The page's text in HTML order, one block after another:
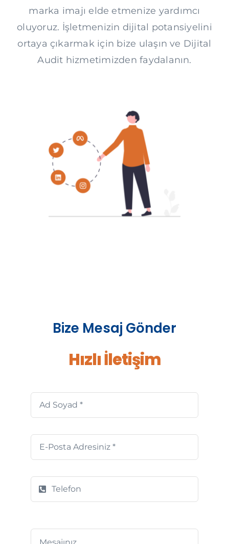
marka imajı elde etmenize yardımcı
oluyoruz. İşletmenizin dijital potansiyelini
ortaya çıkarmak için bize ulaşın ve Dijital
Audit hizmetimizden faydalanın.
Bize Mesaj Gönder
Hızlı İletişim